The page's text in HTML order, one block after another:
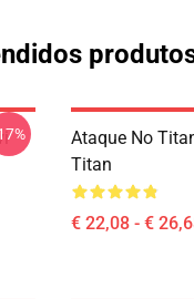
Ataque No
Titan
€ 22,08 - €